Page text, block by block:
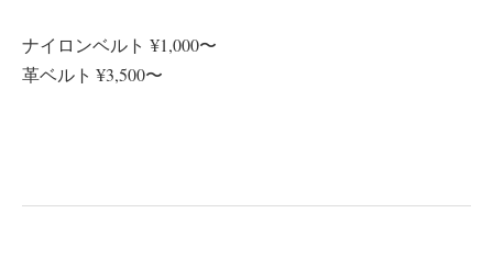
ナイロンベルト ¥1,000〜
革ベルト ¥3,500〜